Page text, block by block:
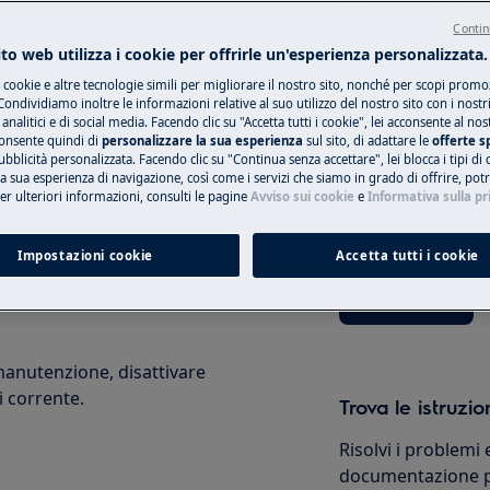
del manuale d'uso del
riparazione o manutenzione.
disattivare
corrente.
Prenotare un
Hai un problema
non puoi
appuntamento
Trova le
Risolvi i problemi
documentazione
web utilizza i cookie per offrirle un'esperienza personalizzata.
cookie e altre tecnologie simili per migliorare il nostro sito, nonché per scopi
inoltre le informazioni relative al suo utilizzo del nostro sito con i
e di social media. Facendo clic su "Accetta tutti i cookie", lei acconsente al
quindi di personalizzare la sua esperienza sul sito, di adattare le offerte
personalizzata. Facendo clic su "Continua senza accettare", lei blocca i tipi di
sua esperienza di navigazione, così come i servizi che siamo in grado di offrire,
ulteriori informazioni, consulti le pagineAvviso sui cookie e Informativa sulla
Impostazioni cookie Accetta tutti i cookie